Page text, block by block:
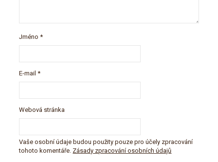
Jméno*
E-mail*
Webová stránka
Vaše osobní údaje budou použity pouze pro účely zpracování
tohoto komentáře. Zásady zpracování osobních údajů